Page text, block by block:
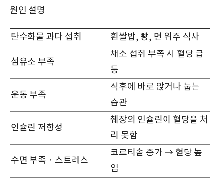
원인 설명
탄수화물 과다 섭취 흰쌀밥, 빵, 면 위주 식사
섬유소 부족
채소 섭취 부족 시 혈당 급
등
운동 부족
식후에 바로 앉거나 눕는
습관
인슐린 저항성
췌장의 인슐린이 혈당을 처
리 못함
수면 부족 · 스트레스
코르티솔 증가 → 혈당 높
임